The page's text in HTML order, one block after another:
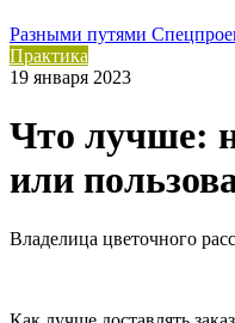
Разными путями
Практика
19 января 2023
Что лучше:
или
Владелица цветочного